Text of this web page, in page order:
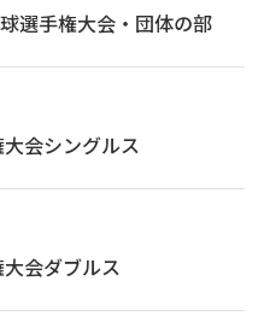
選手権大会・団体の部
会シングルス
会ダブルス